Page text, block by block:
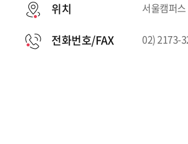
위치 서울캠퍼
전화번호/FAX 02) 2173-